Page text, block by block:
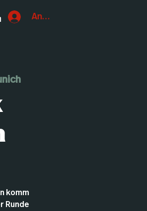
Anmelden
komm
Runde